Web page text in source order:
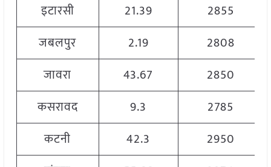
इटारसी
21.39
2855
जबलपुर
2.19
2808
जावरा
43.67
2850
कसरावद
9.3
2785
कटनी
42.3
2950